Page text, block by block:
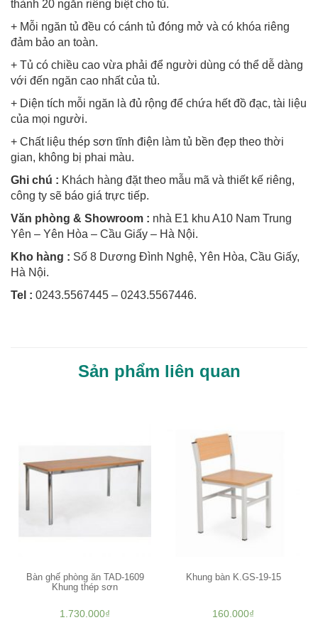
thành 20 ngăn riêng biệt cho tủ.
+ Mỗi ngăn tủ đều có cánh tủ đóng mở và có khóa riêng
đảm bảo an toàn.
+ Tủ có chiều cao vừa phải để người dùng có thể dễ dàng
với đến ngăn cao nhất của tủ.
+ Diện tích mỗi ngăn là đủ rộng để chứa hết đồ đạc, tài liệu
của mọi người.
+ Chất liệu thép sơn tĩnh điện làm tủ bền đẹp theo thời
gian, không bị phai màu.
Ghi chú : Khách hàng đặt theo mẫu mã và thiết kế riêng,
công ty sẽ báo giá trực tiếp.
Văn phòng & Showroom : nhà E1 khu A10 Nam Trung
Yên – Yên Hòa – Cầu Giấy – Hà Nội.
Kho hàng : Số 8 Dương Đình Nghệ, Yên Hòa, Cầu Giấy,
Hà Nội.
Tel : 0243.5567445 – 0243.5567446.
Sản phẩm liên quan
Bàn ghế phòng ăn TAD-1609
Khung thép sơn
1.730.000₫
Khung bàn K.GS-19-15
160.000₫